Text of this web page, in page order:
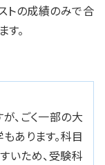
トの成績のみで合
。
、ごく一部の大
あります。科目
いため、受験科